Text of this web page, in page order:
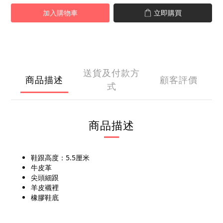
加入購物車 立即購買
商品描述
送貨及付款方
式
顧客評價
商品描述
鞋跟高度：5.5厘米
牛皮革
尖頭細跟
羊皮襯裡
橡膠鞋底